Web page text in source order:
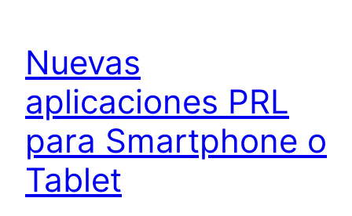
Nuevas
aplicaciones PRL
para Smartphone o
Tablet